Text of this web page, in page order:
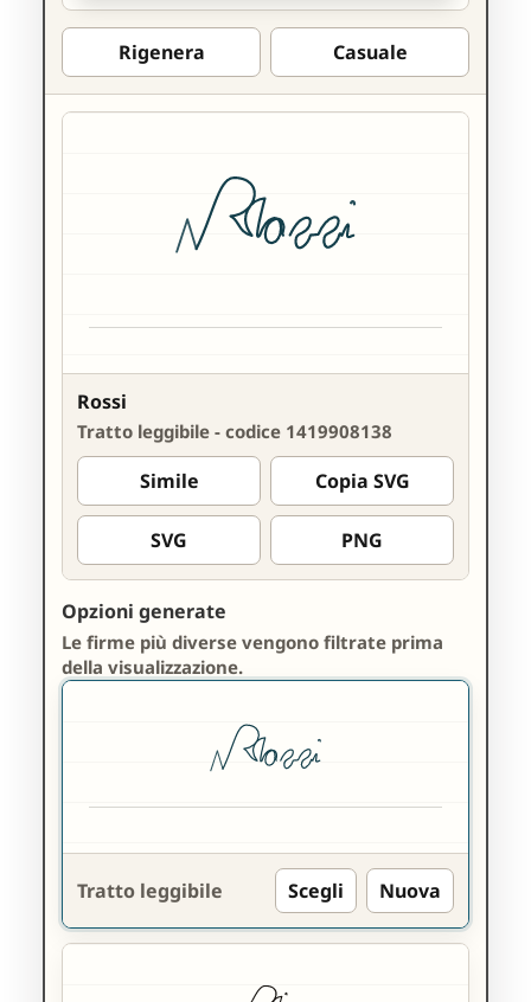
Rigenera Casuale
Rossi
Tratto leggibile - codice 1419908138
Simile Copia SVG
SVG PNG
Opzioni generate
Le firme più diverse vengono filtrate prima
della visualizzazione.
Tratto leggibile Scegli Nuova